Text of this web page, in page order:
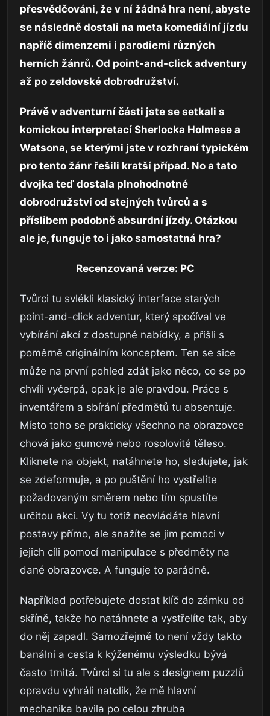
přesvědčováni, že v ní žádná hra není, abyste
se následně dostali na meta komediální jízdu
napříč dimenzemi i parodiemi různých
herních žánrů. Od point-and-click adventury
až po zeldovské dobrodružství.
Právě v adventurní části jste se setkali s
komickou interpretací Sherlocka Holmese a
Watsona, se kterými jste v rozhraní typickém
pro tento žánr řešili kratší případ. No a tato
dvojka teď dostala plnohodnotné
dobrodružství od stejných tvůrců a s
příslibem podobně absurdní jízdy. Otázkou
ale je, funguje to i jako samostatná hra?
Recenzovaná verze: PC
Tvůrci tu svlékli klasický interface starých
point-and-click adventur, který spočíval ve
vybírání akcí z dostupné nabídky, a přišli s
poměrně originálním konceptem. Ten se sice
může na první pohled zdát jako něco, co se po
chvíli vyčerpá, opak je ale pravdou. Práce s
inventářem a sbírání předmětů tu absentuje.
Místo toho se prakticky všechno na obrazovce
chová jako gumové nebo rosolovité těleso.
Kliknete na objekt, natáhnete ho, sledujete, jak
se zdeformuje, a po puštění ho vystřelíte
požadovaným směrem nebo tím spustíte
určitou akci. Vy tu totiž neovládáte hlavní
postavy přímo, ale snažíte se jim pomoci v
jejich cíli pomocí manipulace s předměty na
dané obrazovce. A funguje to parádně.
Například potřebujete dostat klíč do zámku od
skříně, takže ho natáhnete a vystřelíte tak, aby
do něj zapadl. Samozřejmě to není vždy takto
banální a cesta k kýženému výsledku bývá
často trnitá. Tvůrci si tu ale s designem puzzlů
opravdu vyhráli natolik, že mě hlavní
mechanika bavila po celou zhruba